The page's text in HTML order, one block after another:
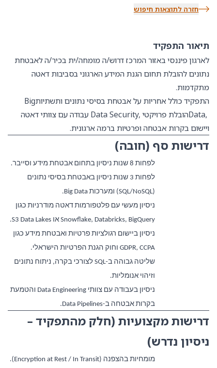
חזרה לתוצאות חיפוש
תיאור התפקיד
לארגון פיננסי באזור המרכז דרוש/ה מומחה/ית בכיר/ה לאבטחת
נתונים להובלת תחום הגנת המידע הארגוני בסביבות דאטה
מתקדמות.
התפקיד כולל אחריות על אבטחת בסיסי נתונים ותשתיותBig
Data,הובלת פרויקטי Data Security, עבודה עם צוותי דאטה
ויישום בקרות אבטחה ופרטיות ברמה ארגונית.
דרישות סף (חובה)
לפחות 8 שנות ניסיון בתחום אבטחת מידע וסייבר.
לפחות 3 שנות ניסיון באבטחת בסיסי נתונים
(SQL/NoSQL) ומערכות Big Data.
ניסיון מעשי עם פלטפורמות דאטה מודרניות כגון
Snowflake, Databricks, BigQuery או S3 Data Lakes.
ניסיון ביישום רגולציות פרטיות ואבטחת מידע כגון
GDPR, CCPA וחוק הגנת הפרטיות הישראלי.
שליטה גבוהה ב-SQL לצורכי בקרה, ניתוח נתונים
וזיהוי אנומליות.
ניסיון בעבודה עם צוותי Data Engineering והטמעת
בקרות אבטחה ב-Data Pipelines.
דרישות מקצועיות (חלק מהתפקיד –
ניסיון נדרש)
מומחיות בהצפנה (Encryption at Rest / In Transit).